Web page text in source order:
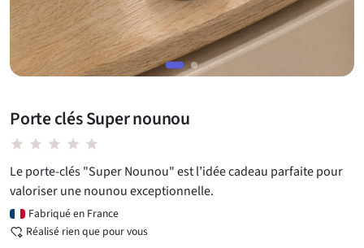
Porte clés Super nounou
star star star star star
Le porte-clés "Super Nounou" est l’idée cadeau parfaite pour
valoriser une nounou exceptionnelle.
Fabriqué en France
Réalisé rien que pour vous